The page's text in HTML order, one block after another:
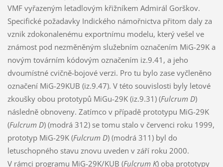
VMF vyřazeným letadlovým křižníkem Admirál Gorškov.
Specifické požadavky Indického námořnictva přitom daly za
vznik zdokonalenému exportnímu modelu, který vešel ve
známost pod nezměněným služebním označením MiG-29K a
novým továrním kódovým označením iz.9.41, a jeho
dvoumístné cvičně-bojové verzi. Pro tu bylo zase vyčleněno
označení MiG-29KUB (iz.9.47). V této souvislosti byly letové
zkoušky obou prototypů MiGu-29K (iz.9.31) (Fulcrum D)
následně obnoveny. Zatímco v případě prototypu MiG-29K
(Fulcrum D) (modrá 312) se tomu stalo v červenci roku 1999,
prototyp MiG-29K (Fulcrum D) (modrá 311) byl do
letuschopného stavu znovu uveden v září roku 2000.
V rámci programu MiG-29K/KUB (Fulcrum K) oba prototypy